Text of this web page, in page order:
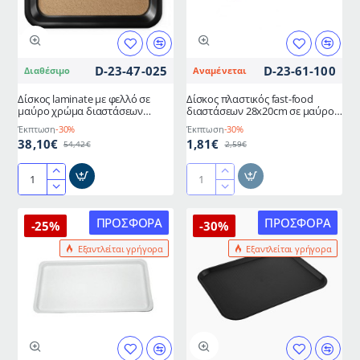
80hcm
Διαθέσιμο D-23-47-025
Δίσκος laminate με φελλό σε
μαύρο χρώμα διαστάσεων
75x48cm
Έκπτωση-30%
38,10€ 54,42€
Δίσκος
με
φελλό
μαύρο
χρώμα
διαστάσεων
75x48cm
Αναμένεται D-23-61-100
Δίσκος πλαστικός fast-food
διαστάσεων 28x20cm σε μαύρο
χρώμα
Έκπτωση-30%
1,81€ 2,59€
Δίσκος
fast-
food
διαστάσεων
28x20cm
σε
μαύρο
χρώμα
ΠΡΟΣΦΟΡΆ
Εξαντλείται γρήγορα
-25% ΠΡΟΣΦΟΡΆ
Εξαντλείται γρήγορα
-30%